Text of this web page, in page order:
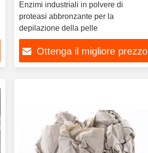
Enzimi industriali in polvere di
proteasi abbronzante per la
depilazione della pelle
Ottenga il migliore prezzo